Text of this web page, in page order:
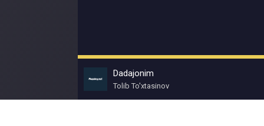
Dadajonim
Tolib To'xtasinov